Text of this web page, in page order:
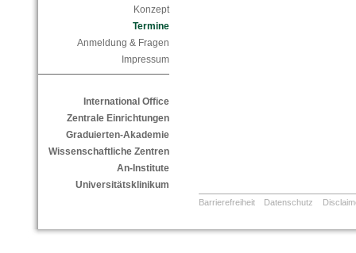
Konzept
Termine
Anmeldung & Fragen
Impressum
International Office
Zentrale Einrichtungen
Graduierten-Akademie
Wissenschaftliche Zentren
An-Institute
Universitätsklinikum
Barrierefreiheit Datenschutz